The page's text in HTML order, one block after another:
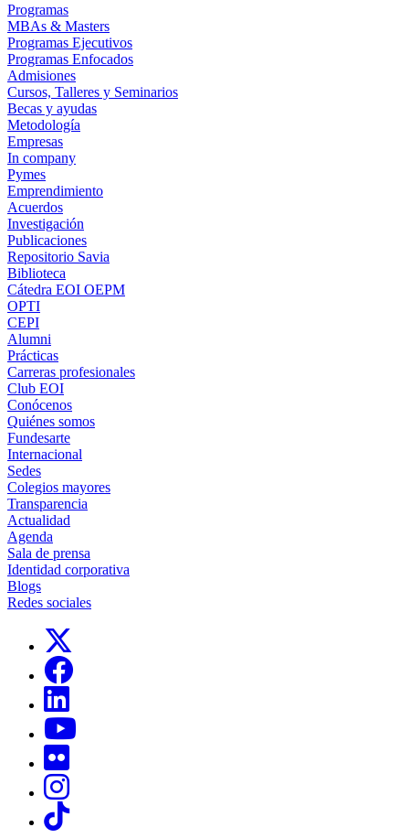
Programas
MBAs & Masters
Programas Ejecutivos
Programas Enfocados
Admisiones
Cursos, Talleres y Seminarios
Becas y ayudas
Metodología
Empresas
In company
Pymes
Emprendimiento
Acuerdos
Investigación
Publicaciones
Repositorio Savia
Biblioteca
Cátedra EOI OEPM
OPTI
CEPI
Alumni
Prácticas
Carreras profesionales
Club EOI
Conócenos
Quiénes somos
Fundesarte
Internacional
Sedes
Colegios mayores
Transparencia
Actualidad
Agenda
Sala de prensa
Identidad corporativa
Blogs
Redes sociales
Links, Opens in this window
Links, Opens in this window
Links, Opens in this window
Links, Opens in this window
Links, Opens in this window